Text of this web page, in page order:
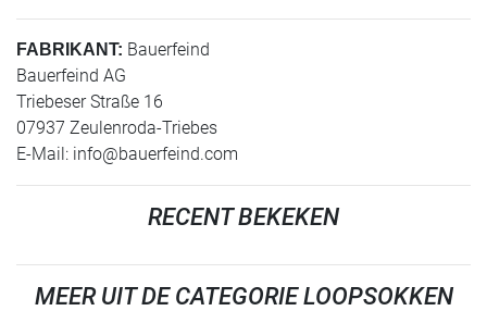
FABRIKANT: Bauerfeind
Bauerfeind AG
Triebeser Straße 16
07937 Zeulenroda-Triebes
E-Mail: info@bauerfeind.com
RECENT BEKEKEN
MEER UIT DE CATEGORIE LOOPSOKKEN